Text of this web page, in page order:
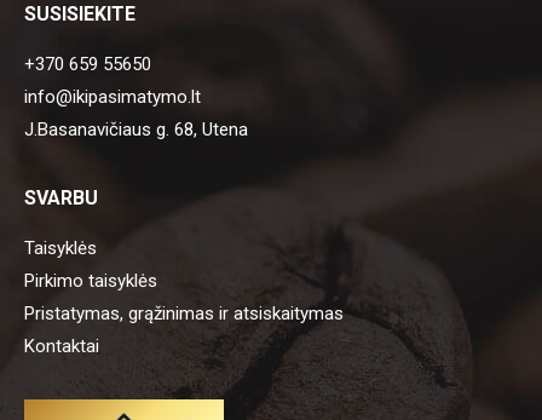
SUSISIEKITE
+370 659 55650
info@ikipasimatymo.lt
J.Basanavičiaus g. 68, Utena
SVARBU
Taisyklės
Pirkimo taisyklės
Pristatymas, grąžinimas ir atsiskaitymas
Kontaktai